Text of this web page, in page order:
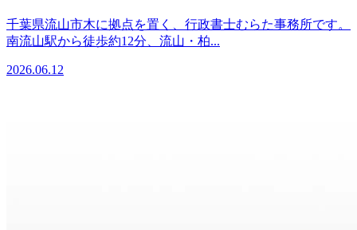
千葉県流山市木に拠点を置く、行政書士むらた事務所です。
南流山駅から徒歩約12分、流山・柏...
2026.06.12